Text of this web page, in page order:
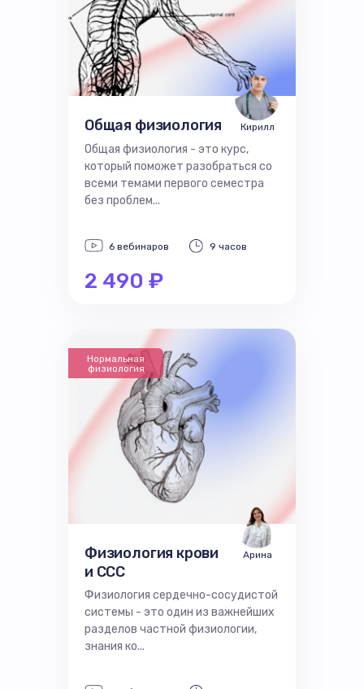
Общая физиология
Общая физиология - это курс,
который поможет разобраться со
всеми темами первого семестра
без проблем...
Кирилл
6 вебинаров 9 часов
2 490 ₽
Нормальная
физиология
Физиология крови
и ССС
Физиология сердечно-сосудистой
системы - это один из важнейших
разделов частной физиологии,
знания ко...
Арина